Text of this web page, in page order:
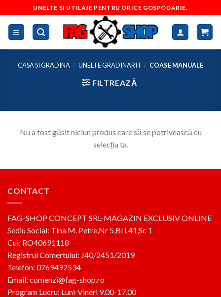
to
content
UNELTE SI UTILAJE PENTRU ORICE GOSPODARIE.
CASA SI GRADINA / UNELTE GRADINARIT / COASE MANUALE
FILTREAZĂ
Nu a fost găsit niciun produs care să se potrivească cu
selecția ta.
CONTACT
FAG-SHOP CONCEPT SRL-MAGAZIN EXCLUSIV ONLINE
Sediu Social: Tina M. Petre,Nr 5,Bl L41,Sc 1
Cui: RO40691118
Registrul Comertului: J40/2451/2019
Telefon: 0769492534
Email: comenzi@fag-shop.ro
Program Lucru: Luni-Vineri 9.00-17.00